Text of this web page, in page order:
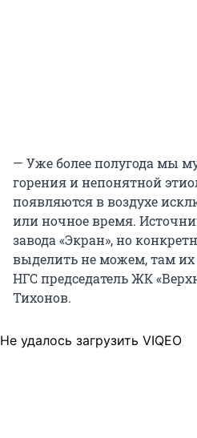
— Уже более полугода мы
горения и непонятной
появляются в воздухе
или ночное время.
завода «Экран», но
выделить не можем, там их
НГС председатель ЖК
Тихонов.
Не удалось загрузить VIQEO